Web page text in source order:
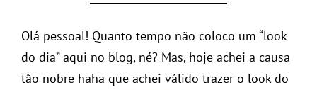
Olá pessoal! Quanto tempo não coloco um “look
do dia” aqui no blog, né? Mas, hoje achei a causa
tão nobre haha que achei válido trazer o look do